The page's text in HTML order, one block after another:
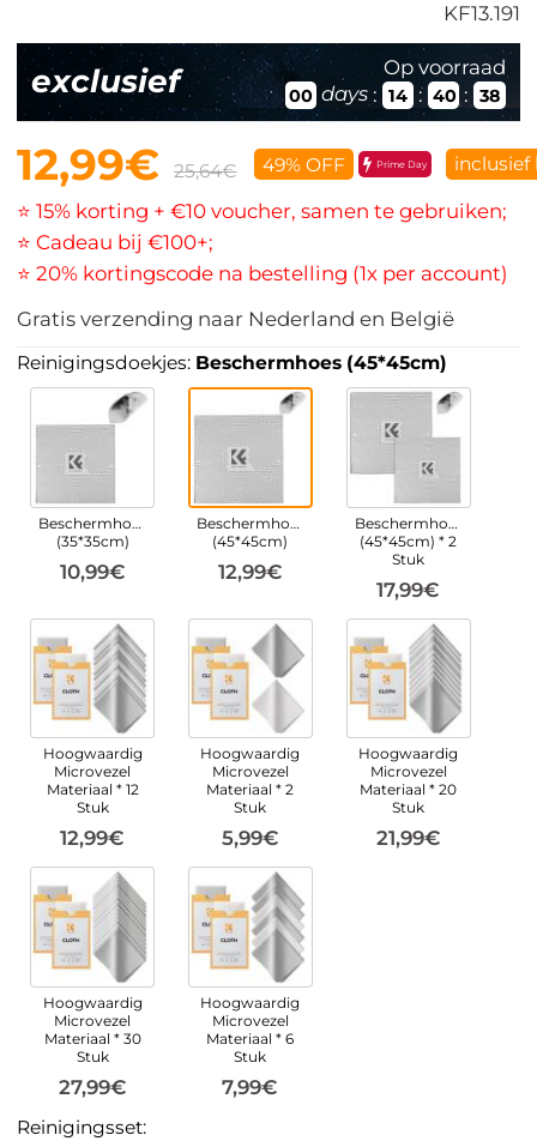
KF13.191
exclusief Op voorraad
00 days : 14 : 40 : 37
12,99€ 25,64€ 49% OFF Prime Day inclusief
⭐ 15% korting + €10 voucher, samen te gebruiken;
⭐ Cadeau bij €100+;
⭐ 20% kortingscode na bestelling (1x per account)
Gratis verzending naar Nederland en België
Reinigingsdoekjes: Beschermhoes (45*45cm)
Beschermhoes
(35*35cm)
10,99€
Beschermhoes
(45*45cm)
12,99€
Beschermhoes
(45*45cm) * 2
Stuk
17,99€
Hoogwaardig
Microvezel
Materiaal * 12
Stuk
12,99€
Hoogwaardig
Microvezel
Materiaal * 2
Stuk
5,99€
Hoogwaardig
Microvezel
Materiaal * 20
Stuk
21,99€
Hoogwaardig
Microvezel
Materiaal * 30
Stuk
27,99€
Hoogwaardig
Microvezel
Materiaal * 6
Stuk
7,99€
Reinigingsset: